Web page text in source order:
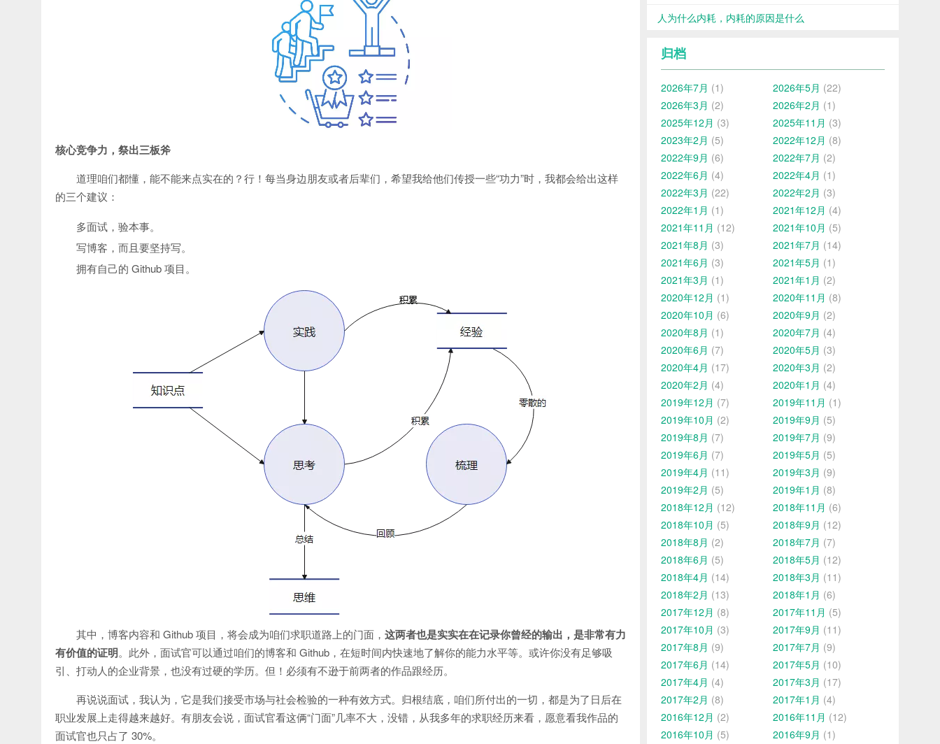
核心竞争力，祭出三板斧
道理咱们都懂，能不能来点实在的？行！每当身边朋友或者后辈们，希望我给他们传授一些“功力”时，我都会给出这样
的三个建议：
多面试，验本事。
写博客，而且要坚持写。
拥有自己的 Github 项目。
其中，博客内容和 Github 项目，将会成为咱们求职道路上的门面， 这两者也是实实在在记录你曾经的输出，是非常有力
有价值的证明。此外，面试官可以通过咱们的博客和 Github，在短时间内快速地了解你的能力水平等。或许你没有足够吸
引、打动人的企业背景，也没有过硬的学历。但！必须有不逊于前两者的作品跟经历。
再说说面试，我认为，它是我们接受市场与社会检验的一种有效方式。归根结底，咱们所付出的一切，都是为了日后在
职业发展上走得越来越好。有朋友会说，面试官看这俩“门面”几率不大，没错，从我多年的求职经历来看，愿意看我作品的
面试官也只占了 30%。
人为什么内耗，内耗的原因是什么
归档
2026年7月 (1) 2026年5月 (22)
2026年3月 (2) 2026年2月 (1)
2025年12月 (3) 2025年11月 (3)
2023年2月 (5) 2022年12月 (8)
2022年9月 (6) 2022年7月 (2)
2022年6月 (4) 2022年4月 (1)
2022年3月 (22) 2022年2月 (3)
2022年1月 (1) 2021年12月 (4)
2021年11月 (12) 2021年10月 (5)
2021年8月 (3) 2021年7月 (14)
2021年6月 (3) 2021年5月 (1)
2021年3月 (1) 2021年1月 (2)
2020年12月 (1) 2020年11月 (8)
2020年10月 (6) 2020年9月 (2)
2020年8月 (1) 2020年7月 (4)
2020年6月 (7) 2020年5月 (3)
2020年4月 (17) 2020年3月 (2)
2020年2月 (4) 2020年1月 (4)
2019年12月 (7) 2019年11月 (1)
2019年10月 (2) 2019年9月 (5)
2019年8月 (7) 2019年7月 (9)
2019年6月 (7) 2019年5月 (5)
2019年4月 (11) 2019年3月 (9)
2019年2月 (5) 2019年1月 (8)
2018年12月 (12) 2018年11月 (6)
2018年10月 (5) 2018年9月 (12)
2018年8月 (2) 2018年7月 (7)
2018年6月 (5) 2018年5月 (12)
2018年4月 (14) 2018年3月 (11)
2018年2月 (13) 2018年1月 (6)
2017年12月 (8) 2017年11月 (5)
2017年10月 (3) 2017年9月 (11)
2017年8月 (9) 2017年7月 (9)
2017年6月 (14) 2017年5月 (10)
2017年4月 (4) 2017年3月 (17)
2017年2月 (8) 2017年1月 (4)
2016年12月 (2) 2016年11月 (12)
2016年10月 (5) 2016年9月 (1)